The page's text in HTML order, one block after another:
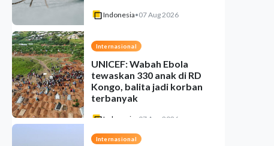
Indonesia•07 Aug 2026
Internasional
UNICEF: Wabah Ebola
tewaskan 330 anak di RD
Kongo, balita jadi korban
terbanyak
Indonesia 07 Aug 2026
Internasional